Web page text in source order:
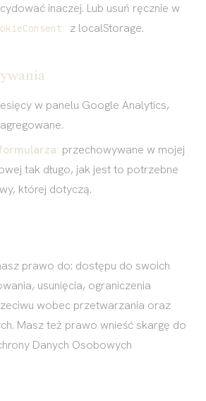
inaczej. Lub usuń ręcznie w
z localStorage.
w panelu Google Analytics,
przechowywane w mojej
tak długo, jak jest to potrzebne
której dotyczą.
prawo do: dostępu do swoich
usunięcia, ograniczenia
wobec przetwarzania oraz
Masz też prawo wnieść skargę do
Danych Osobowych